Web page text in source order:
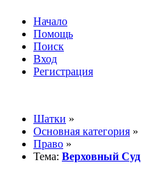
Начало
Помощь
Поиск
Вход
Регистрация
Шатки »
Основная категория »
Право »
Тема: Верховный